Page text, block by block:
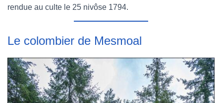
rendue au culte le 25 nivôse 1794.
Le colombier de Mesmoal